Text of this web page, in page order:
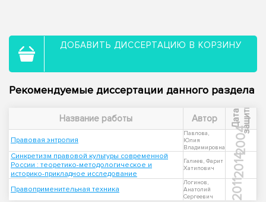
ДОБАВИТЬ ДИССЕРТАЦИЮ В КОРЗИНУ
Рекомендуемые диссертации данного раздела
Название работы Автор Д
а
т
а
з
а
щ
и
ты
Правовая энтропия
Павлова,
Юлия
Владимировна
2004
Синкретизм правовой культуры современной
России : теоретико-методологическое и
историко-прикладное исследование
Галиев, Фарит
Хатипович
2014
Правоприменительная техника
Логинов,
Анатолий
Сергеевич
2011